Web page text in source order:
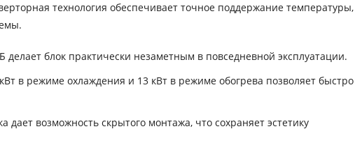
технология обеспечивает точное поддержание температуры,
блок практически незаметным в повседневной эксплуатации.
в режиме охлаждения и 13 кВт в режиме обогрева позволяет быстро
возможность скрытого монтажа, что сохраняет эстетику